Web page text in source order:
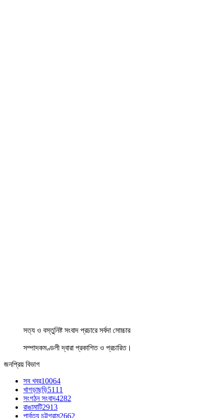
সত্য ও বস্তুনিষ্ট সংবাদ প্রচারে সর্বদা সোচ্চার
সম্পাদকমণ্ডলী দ্বারা প্রকাশিত ও প্রচারিত।
জনপ্রিয় বিভাগ
সব খবর10064
খাগড়াছড়ি5111
সংগঠন সংবাদ4282
রাঙামাটি2913
পার্বত্য চট্টগ্রাম2662